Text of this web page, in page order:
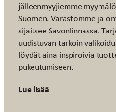
jälleenmyyjiemme
Suomen. Varastomme ja
sijaitsee Savonlinnassa.
uudistuvan tarkoin
löydät aina inspiroivia
pukeutumiseen.
Lue lisää